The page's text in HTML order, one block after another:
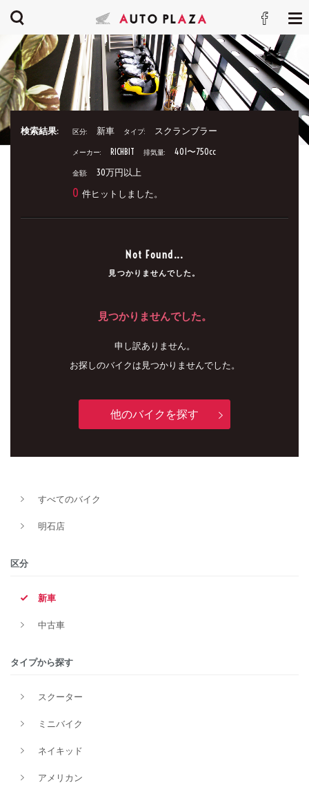
検索結果: 区分: 新車 タイプ: スクランブラー
メーカー: RICHBIT 排気量: 401〜750cc
金額: 30万円以上
0 件ヒットしました。
Not Found...
見つかりませんでした。
見つかりませんでした。
申し訳ありません。
お探しのバイクは見つかりませんでした。
他のバイクを探す
すべてのバイク
明石店
区分
新車
中古車
タイプから探す
スクーター
ミニバイク
ネイキッド
アメリカン
メーカー
排気量